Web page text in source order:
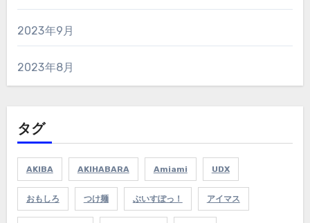
2023年9月
2023年8月
タグ
AKIBA AKIHABARA Amiami UDX
おもしろ つけ麺 ぶいすぽっ！ アイマス